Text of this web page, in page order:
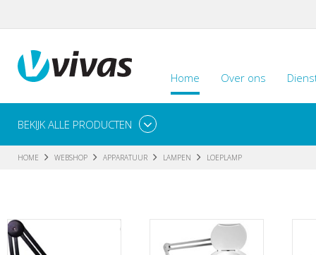
Home Over ons
BEKIJK ALLE PRODUCTEN
HOME WEBSHOP APPARATUUR LAMPEN LOEPLAMP